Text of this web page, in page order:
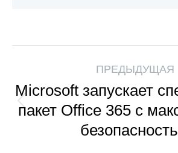
ПРЕДЫДУЩАЯ
Microsoft запускает
пакет Office 365 с